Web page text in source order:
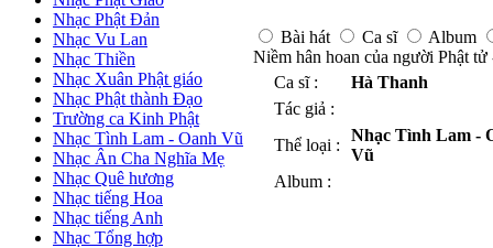
Nhạc Phật Đản
Nhạc Vu Lan
Nhạc Thiền
Nhạc Xuân Phật giáo
Nhạc Phật thành Đạo
Trường ca Kinh Phật
Nhạc Tình Lam - Oanh Vũ
Nhạc Ân Cha Nghĩa Mẹ
Nhạc Quê hương
Nhạc tiếng Hoa
Nhạc tiếng Anh
Nhạc Tổng hợp
Bài hát Ca sĩ
Album
Niềm hân hoan của người Phật
Ca sĩ :
Hà Thanh
Tác giả :
Thể loại :
Nhạc Tình Lam -
Vũ
Album :